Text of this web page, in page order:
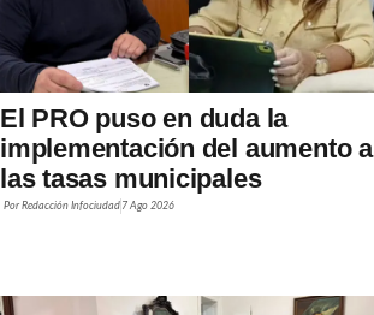
El PRO puso en duda la
implementación del aumento a
las tasas municipales
Por Redacción Infociudad 7 Ago 2026